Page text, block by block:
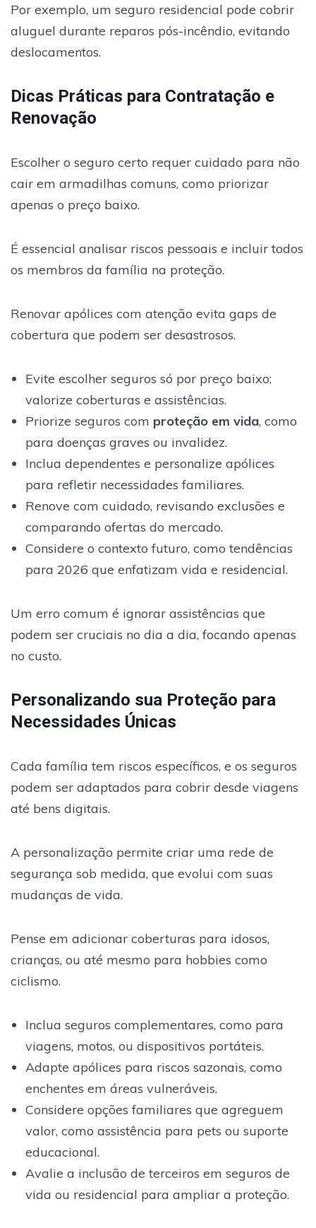
Por exemplo, um seguro residencial pode cobrir
aluguel durante reparos pós-incêndio, evitando
deslocamentos.
Dicas Práticas para Contratação e
Renovação
Escolher o seguro certo requer cuidado para não
cair em armadilhas comuns, como priorizar
apenas o preço baixo.
É essencial analisar riscos pessoais e incluir todos
os membros da família na proteção.
Renovar apólices com atenção evita gaps de
cobertura que podem ser desastrosos.
Evite escolher seguros só por preço baixo;
valorize coberturas e assistências.
Priorize seguros com proteção em vida, como
para doenças graves ou invalidez.
Inclua dependentes e personalize apólices
para refletir necessidades familiares.
Renove com cuidado, revisando exclusões e
comparando ofertas do mercado.
Considere o contexto futuro, como tendências
para 2026 que enfatizam vida e residencial.
Um erro comum é ignorar assistências que
podem ser cruciais no dia a dia, focando apenas
no custo.
Personalizando sua Proteção para
Necessidades Únicas
Cada família tem riscos específicos, e os seguros
podem ser adaptados para cobrir desde viagens
até bens digitais.
A personalização permite criar uma rede de
segurança sob medida, que evolui com suas
mudanças de vida.
Pense em adicionar coberturas para idosos,
crianças, ou até mesmo para hobbies como
ciclismo.
Inclua seguros complementares, como para
viagens, motos, ou dispositivos portáteis.
Adapte apólices para riscos sazonais, como
enchentes em áreas vulneráveis.
Considere opções familiares que agreguem
valor, como assistência para pets ou suporte
educacional.
Avalie a inclusão de terceiros em seguros de
vida ou residencial para ampliar a proteção.